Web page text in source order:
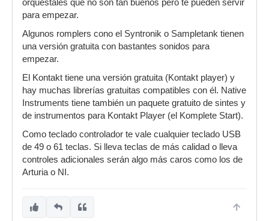
orquestales que no son tan buenos pero te pueden servir
para empezar.
Algunos romplers cono el Syntronik o Sampletank tienen
una versión gratuita con bastantes sonidos para
empezar.
El Kontakt tiene una versión gratuita (Kontakt player) y
hay muchas librerías gratuitas compatibles con él. Native
Instruments tiene también un paquete gratuito de sintes y
de instrumentos para Kontakt Player (el Komplete Start).
Como teclado controlador te vale cualquier teclado USB
de 49 o 61 teclas. Si lleva teclas de más calidad o lleva
controles adicionales serán algo más caros como los de
Arturia o NI.